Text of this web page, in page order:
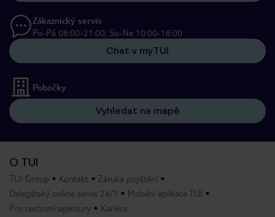
Zákaznický servis
Po-Pá 08:00-21:00, So-Ne 10:00-18:00
Chat v myTUI
Pobočky
Vyhledat na mapě
O TUI
TUI Group Kontakt
Záruka pojištění
Delegátský online servis 24/7
Mobilní aplikace TUI
Pro cestovní agentury
Kariéra